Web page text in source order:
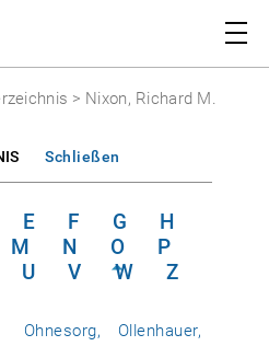
> Nixon, Richard M.
Schließen
E F G
H
M N O
P
U V W Z
Ohnesorg,
Ollenhauer,